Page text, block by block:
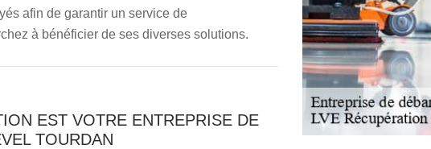
afin de garantir un service de
à bénéficier de ses diverses solutions.
EST VOTRE ENTREPRISE DE
TOURDAN